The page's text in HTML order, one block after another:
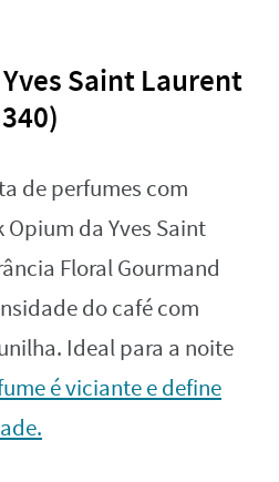
Saint Laurent
de perfumes com
da Yves Saint
Floral Gourmand
do café com
Ideal para a noite
é viciante e define